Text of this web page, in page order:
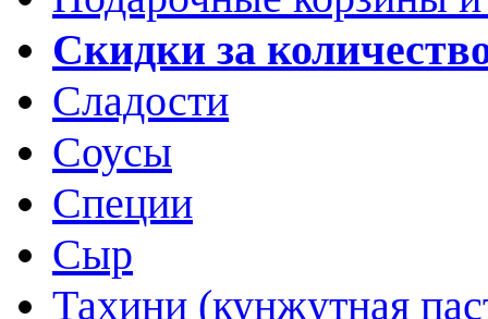
Скидки за
Сладости
Соусы
Специи
Сыр
Тахини (кунжутная